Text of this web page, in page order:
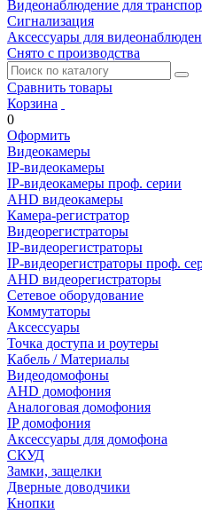
Видеонаблюдение для
Сигнализация
Аксессуары для
Снято с производства
Сравнить товары
Корзина
0
Оформить
Видеокамеры
IP-видеокамеры
IP-видеокамеры проф. серии
AHD видеокамеры
Камера-регистратор
Видеорегистраторы
IP-видеорегистраторы
IP-видеорегистраторы проф.
AHD видеорегистраторы
Сетевое оборудование
Коммутаторы
Аксессуары
Точка доступа и роутеры
Кабель / Материалы
Видеодомофоны
AHD домофония
Аналоговая домофония
IP домофония
Аксессуары для домофона
СКУД
Замки, защелки
Дверные доводчики
Кнопки